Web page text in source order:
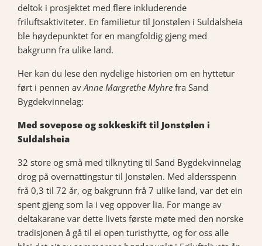
deltok i prosjektet med flere inkluderende
friluftsaktiviteter. En familietur til Jonstølen i Suldalsheia
ble høydepunktet for en mangfoldig gjeng med
bakgrunn fra ulike land.
Her kan du lese den nydelige historien om en hyttetur
ført i pennen avAnne Margrethe Myhre fra Sand
Bygdekvinnelag:
Med sovepose og sokkeskift til Jonstølen i
Suldalsheia
32 store og små med tilknyting til Sand Bygdekvinnelag
drog på overnattingstur til Jonstølen. Med aldersspenn
frå 0,3 til 72 år, og bakgrunn frå 7 ulike land, var det ein
spent gjeng som la i veg oppover lia. For mange av
deltakarane var dette livets første møte med den norske
tradisjonen å gå til ei open turisthytte, og for oss alle